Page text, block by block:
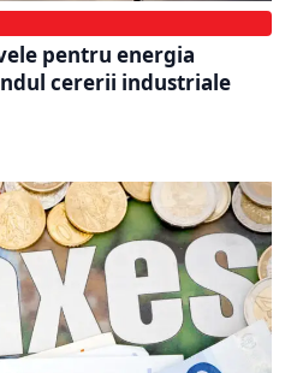
pentru energia
cererii industriale